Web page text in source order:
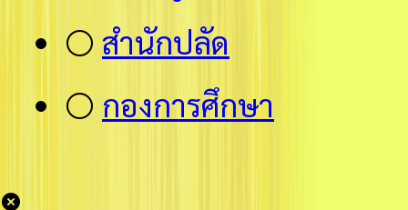
⚪ สำนักปลัด
⚪ กองการศึกษา